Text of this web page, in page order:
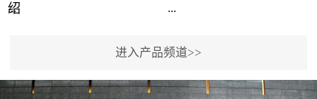
绍
...
事故频发，传统的火灾探
...
用了具有仲裁机制和冗余
进入产品频道>>